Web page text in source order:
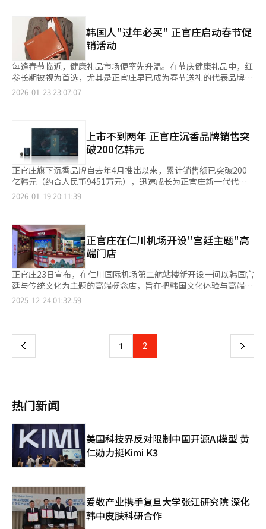
客、加盟店和总部共同参与的活动，旨在为非洲居民的生活提供实
质性帮助。未来，我们将在国内外继续开展多样的社会贡献活
动。” 正官庄参加美国NPEW，推广K-红参正官庄宣布，3月4日
至6日（当地时间）在美国加利福尼亚州阿纳海姆举行的“2026
NPEW（天然产品博览会西部）”上展示了红参产品和品牌竞争
力。NPEW是全球最大规模的天然食品博览会，吸引了来自约130
个国家的3000多家食品饮料公司和超过6万名业内人士参与，被视
为了解最新食品和健康趋势的全球平台。正官庄持续参加该博览
遗产”为主题，设立了韩屋概念展台，介绍了127年来积累的红参
种植、制造经验和研究技术，并通过体验式内容传达了“每日健康
解决方案”的品牌价值。现场展示了全球畅销产
品“Everytime”，以及无咖啡因健康能量饮料“红参元”、血糖
健康品牌“GLPro”等多种产品。最近在美国市场推出的“GLPro
Double Cut”是一款同时帮助减少体脂和管理血糖的产品，吸引
了观众的关注。此外，还进行了红参七大功能的宣传和品尝活动。
KGC人参公司的相关负责人表示：“我们通过宣传韩国人参和红参
的传统与科学技术，赢得了当地消费者的关注。我们将通过开发适
合当地的产品和扩大全球分销网络，强化作为全球综合健康品牌的
地位。” The Born Korea在德国“Globus”开设第二家韩食角
The Born Korea宣布，在德国法兰克福附近的埃施博恩地区
Globus超市美食广场开设了第二家“全球食品咨询”方式的韩食
角。埃施博恩是国际商务中心，全球企业分公司和韩国、亚洲客户
居住的圣文德尔地区开设了第一家店，验证了韩食角的运营可能
应。店铺采用The Born Korea开发的B2B酱料供应，并提供菜单
构成和烹饪指南等运营咨询的“全球食品咨询”方式运营。
Korea计划在运营稳定后，考虑引入以西方市场偏好的韩食菜单为
中心的新菜单。目前正在与Globus讨论第三家店的选址，并计划
外业务模式，推进在大型购物中心等综合空间中同时入驻多个品牌
的“综合空间整合特许经营解决方案”，并扩大B2B酱料供应和流
通商品、共同开发商品等业务范围。同时，计划在年内推进百咖啡
的日本市场进入。The Born Korea的相关负责人表示：“通过
Globus第二家店的开设，确认了全球食品咨询方式的业务扩展可
能性。我们将通过扩大角落和多样化的海外业务组合，正式扩大业
务。”※ 本报道经人工智能（AI）系统翻译与编辑。
料“红参元”、血糖健康品牌“GLPro”等多款产品。尤其是近期
在美国上市的"GLPro Double Cut"在展会现场备受关注。 展会期
间，正官庄还围绕红参七大功能展开宣传，并提供试饮体验，让观
众以更轻松的方式接触红参产品。韩屋展位内还设置了韩服、传统
帽饰与扇子等元素的拍照区，让海外观众能够更深入地体验韩国传
统文化。 KGC人参公社相关负责人表示，此次参展将韩国人参与
红参的历史传承、科学技术与韩国传统文化相结合加以介绍，获得
当地消费者积极反响。公司今后将继续强化符合当地市场需求的功
（Costco），并成为首家进入美国环保高端连锁超市Sprouts
Farmers Market全门店的韩国健康功能食品企业。数据显示，今
年1至2月，其代表产品“Everytime”与“红参精”在亚马逊的销
售额分别同比增长65%与25%，并有5个产品类别跻身健康品类目
销售前100名。
华，并选用新西兰顶级鹿茸。广东制药实施540种有害成分检测和
45道质量管理工序，并引入自动化系统提升卫生和生产效率。广东
制药表示，精选原料和系统化质量管理赢得了客户信任，并将继续
加强天然物研究能力。春节期间，购买两盒产品可获赠‘广东灵芝
红参’和‘广东沉香糖’。◆GC绿十字在WORLD 2026公开LSD
治疗药物开发成果GC绿十字在美国圣地亚哥举行的‘WORLD
Symposium 2026’上，公布了溶酶体贮积症（LSD）治疗药物的
开发进展。公司展示了用于治疗桑菲利波综合症A型的候选药
国和韩国进行临床一期试验，并被FDA指定为快速通道。公司计划
今年完成临床一期，并在2030年前实现商业化。GC绿十字还参与
了法布里病治疗药物‘HM15421/GC1134A’的全球临床1/2期研
究者会议，分享了安全性和初步PK/PD数据。公司计划在第二季度
开始招募第二组患者，并进行多角度疗效评估。GC绿十字与韩美
药品共同开发的HM15421/GC1134A，目标是开发每月一次皮下注
射的新药。◆赛尔群缩减CT-P55临床三期患者数量，获EMA批准
P55’全球临床三期的患者数量。患者数量从375人减少到153
人。赛尔群与EMA协商后，期望通过减少患者数量来降低开发成本
和缩短临床时间。CT-P55旨在证明与原药科森迪克斯的有效性、
安全性和等效性。赛尔群计划通过CT-P55加强自身免疫疾病治疗
药物组合。赛尔群表示，此次批准提高了开发效率，节省的成本将
用于后续产品线的再投资。赛尔群还在开发CT-P51、CT-P44、
CT-P52等生物仿制药，以及ADC、双特异性抗体等16个新药项
目。※ 本报道经人工智能（AI）系统翻译与编辑。
韩国人"过年必买" 正官庄启动春节促
销活动
每逢春节临近，健康礼品市场便率先升温。在节庆健康礼品中，红
参长期被视为首选，尤其是正官庄早已成为春节送礼的代表品牌之
一。 正官庄从单一保健食品，逐渐演变为承载“祝福长辈健
等功效，受到消费者关注，正官庄也逐步建立起“值得信赖的健康
礼品”品牌认知。 此后，随着红参精、EVERYTIME等产品相继推
出，正官庄的产品线不断丰富，覆盖不同年龄层与使用场景，进一
步巩固了其在春节送礼市场中的地位。在这样的消费背景下，正官
庄已连续多年在春节前迎来集中购买高峰，成为不少消费者“过年
必买”的健康礼品品牌。 值此2026年春节来临之际，正官庄再度
启动新春促销活动。自本月23日至下月18日，正官庄将开展为期
多重优惠。 本次促销涵盖多款适合节日送礼的经典产品，包
括“红参精”“EVERYTIME”“红参饮”“天鹿”“和爱
乐”“多宝录”等长期热销系列，同时也包含以原生沉香制成
的“沉香”，以及血糖管理专业品牌GLPro等产品，购买均可享受
优惠。此外，新注册会员还可获赠“天鹿饮（3包）”。 针对希望
提前准备春节礼品的消费者，正官庄在活动初期7天（本月23日至
29日）特别推出会员积分加倍活动。结算金额在30万韩元至100万
韩元（约合人民币1422元至4740元）的顾客可享受双倍积分，
100万韩元以上至3000万韩元的顾客则可获得三倍积分奖励。 在
费满20万韩元，可使用最高3万M积分抵扣；绑定三星信用卡LINK
优惠后，根据消费金额不同，还可获得最高7万韩元的账单立减。
此外，正官庄还为到店购买的顾客准备了多样化的新春限定赠品。
征红马之年的钥匙扣。 正官庄相关负责人表示：“在迎来红马年
表的健康能量一同传递给消费者。未来正官庄将继续以科学验证的
产品力为基础，结合品质与诚意，强化其作为‘健康祝福礼品’的
品牌价值。”
2026-01-23 23:07:07
上市不到两年 正官庄沉香品牌销售突
破200亿韩元
正官庄旗下沉香品牌自去年4月推出以来，累计销售额已突破200
亿韩元（约合人民币9451万元），迅速成长为正官庄新一代代表
性品牌。 正官庄方面表示，沉香品牌于去年4月推出后，仅用15个
纯煎液实现销售额81亿韩元；而将沉香与地黄、麦冬、砂仁、灵
芝、当归、白术等植物复合浓缩配方制成的丸剂产品，销售额达90
亿韩元，成为拉动整体业绩的核心单品。值得关注的是，去年中秋
期间该品牌销售额同比激增3.7倍，作为节庆礼品人气显著；同
时，复购率同比上升33%。 沉香是沉香树在自我防御过程中分泌
的树脂，经约20年凝聚而成。近年来，沉香的应用已从传统形态延
伸至丸剂、煎液等多种产品，不仅受到中老年群体青睐，也获得20
至40岁消费者的关注。 随着沉香稀缺价值被广泛认知，消费者对
原料安全性与品质的关注度持续提升。正官庄洞察这一需求，推出
任，推动品牌快速成长。 此外，沉香品牌的成功使正官庄进一步
拓展了非红参原料的业务版图。这也是正官庄继“天鹿”之后，在
线。”
2026-01-19 20:11:39
正官庄在仁川机场开设"宫廷主题"高
端门店
正官庄23日宣布，在仁川国际机场第二航站楼新开设一间以韩国宫
廷与传统文化为主题的高端概念店，旨在把韩国文化体验与高端红
参产品相结合，吸引外籍游客。 该店是继今年2月推
宫殿为设计灵感，搭配多种传统文化元素，为途经机场的游客提供
1582万人次，同比增加15.2%。现代经济研究院预计，今年访韩
外籍游客规模将达2009万人次，有望超过2019年的历史最高水
升顾客的视觉沉浸感。中国游客长期将韩国红参视为“根参文
化”延续，对可直观体验原形参的天参、地参、良参、 等产品尤
为偏好。今年夏天上市的“本参”因受到中国游客欢迎，推出后已
累计售出1.3万件以上。 门店正面陈列的《日月五峰图》格外吸
睛。该图源自朝鲜时代王室屏风，以太阳、月亮、松树与山峦象征
王权与尊严。店铺将其以艺术展陈形式呈现，吸引来往游客打卡。
入口处陈设传统小木桌与茶具，并将今年9月推出的高端茶品
牌“宫廷秘茶”贯穿店内。该系列基于《朝鲜王朝实录》《承政院
日记》等文献中的宫廷养生法，以现代方式复刻传统药材配方。
正官庄方面表示：“希望通过机场这一国际窗口，将韩国代表性的
健康品牌与传统文化一并展示给全球游客。未来将继续开发差异化
的品牌体验，进一步提升K-健康食品在全球的认知度。”
2025-12-24 01:32:59
上
页
1 2 下
热门新闻
美国科技界反对限制中国开源AI模型 黄
仁勋力挺Kimi K3
爱敬产业携手复旦大学张江研究院 深化
韩中皮肤科研合作